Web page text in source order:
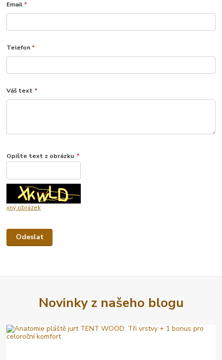
Email *
Telefon *
Váš text *
Opište text z obrázku *
jiný obrázek
Novinky z našeho blogu